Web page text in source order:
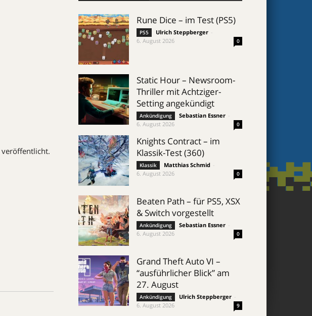
veröffentlicht.
Rune Dice – im Test (PS5)
PS5 Ulrich Steppberger
6. August 2026
0
Static Hour – Newsroom-
Thriller mit Achtziger-
Setting angekündigt
Ankündigung Sebastian Essner
6. August 2026
0
Knights Contract – im
Klassik-Test (360)
Klassik Matthias Schmid
6. August 2026
0
Beaten Path – für PS5, XSX
& Switch vorgestellt
Ankündigung Sebastian Essner
6. August 2026
0
Grand Theft Auto VI –
“ausführlicher Blick” am
27. August
Ankündigung Ulrich Steppberger
6. August 2026
9